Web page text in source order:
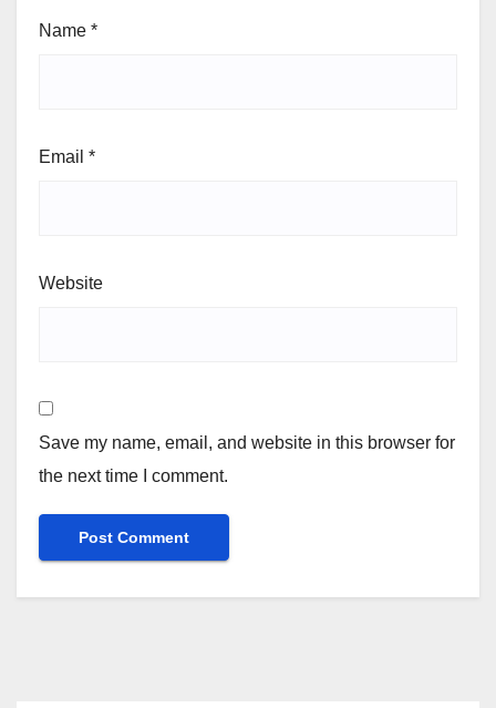
Name *
Email *
Website
Save my name, email, and website in this browser for
the next time I comment.